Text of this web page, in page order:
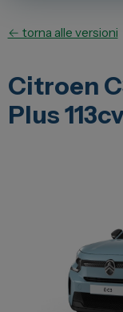
Veicoli
Fiat Professional
Auto Usate e Km Zero
← torna alle versioni
Citroen
Plus